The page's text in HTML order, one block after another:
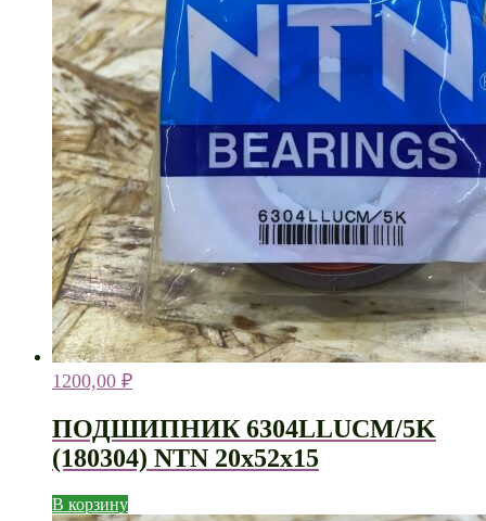
1200,00 ₽
ПОДШИПНИК 6304LLUCM/5K
(180304) NTN 20х52х15
В корзину